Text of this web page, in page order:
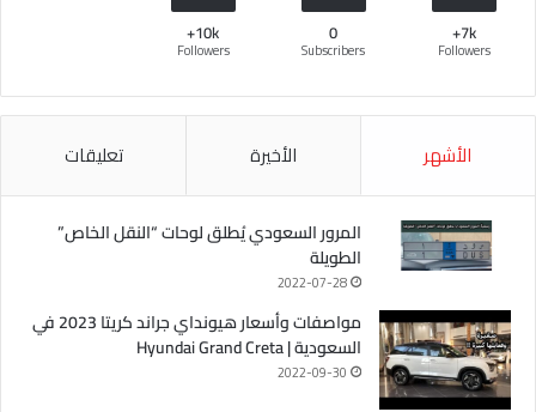
7k+
Followers
0
Subscribers
10k+
Followers
الأشهر الأخيرة تعليقات
المرور السعودي يُطلق لوحات “النقل الخاص”
الطويلة
2022-07-28
مواصفات وأسعار هيونداي جراند كريتا 2023 في
السعودية | Hyundai Grand Creta
2022-09-30